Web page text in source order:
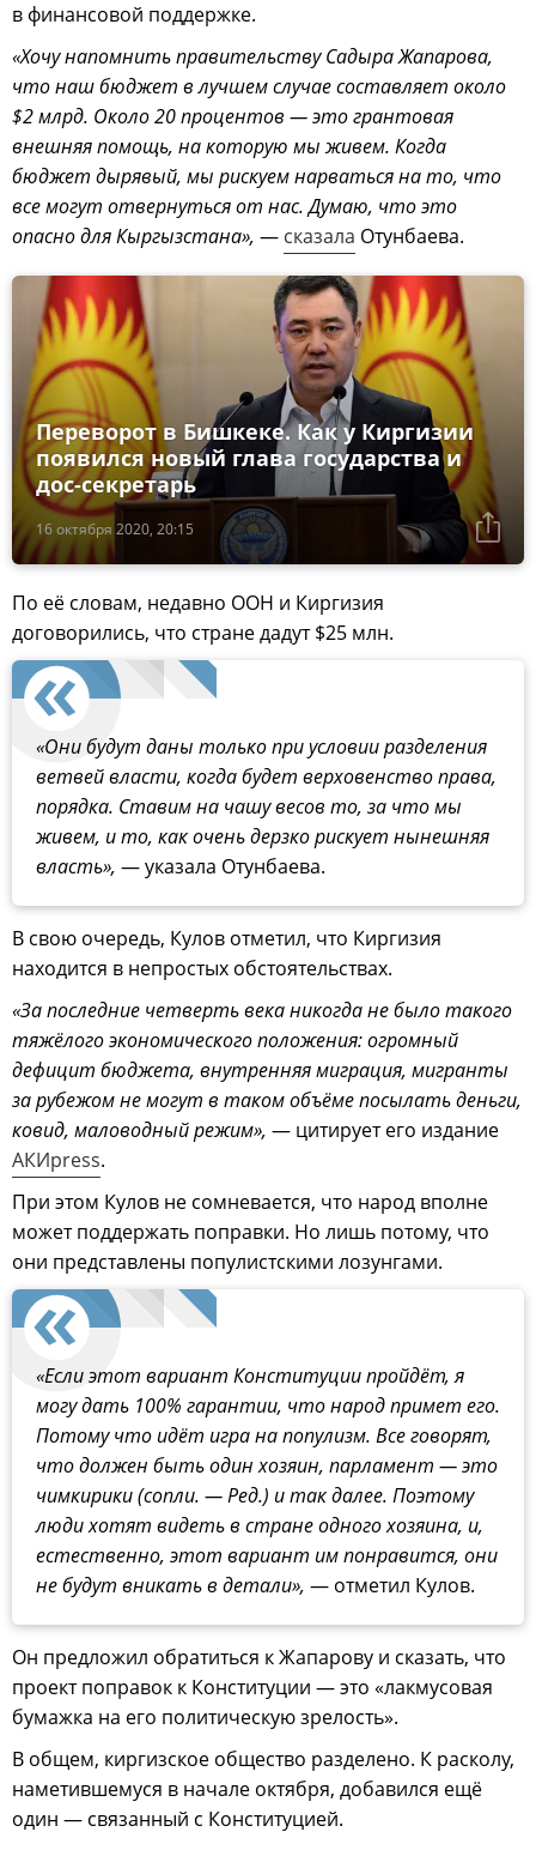
в финансовой поддержке.
«Хочу напомнить правительству Садыра Жапарова,
что наш бюджет в лучшем случае составляет около
$2 млрд. Около 20 процентов — это грантовая
внешняя помощь, на которую мы живем. Когда
бюджет дырявый, мы рискуем нарваться на то, что
все могут отвернуться от нас. Думаю, что это
опасно для Кыргызстана», — сказала Отунбаева.
16 октября 2020, 20:15
Переворот в Бишкеке. Как у Киргизии
появился новый глава государства и
дос-секретарь
По её словам, недавно ООН и Киргизия
договорились, что стране дадут $25 млн.
«Они будут даны только при условии разделения
ветвей власти, когда будет верховенство права,
порядка. Ставим на чашу весов то, за что мы
живем, и то, как очень дерзко рискует нынешняя
власть», — указала Отунбаева.
В свою очередь, Кулов отметил, что Киргизия
находится в непростых обстоятельствах.
«За последние четверть века никогда не было такого
тяжёлого экономического положения: огромный
дефицит бюджета, внутренняя миграция, мигранты
за рубежом не могут в таком объёме посылать деньги,
ковид, маловодный режим», — цитирует его издание
АКИpress.
При этом Кулов не сомневается, что народ вполне
может поддержать поправки. Но лишь потому, что
они представлены популистскими лозунгами.
«Если этот вариант Конституции пройдёт, я
могу дать 100% гарантии, что народ примет его.
Потому что идёт игра на популизм. Все говорят,
что должен быть один хозяин, парламент — это
чимкирики (сопли. — Ред.) и так далее. Поэтому
люди хотят видеть в стране одного хозяина, и,
естественно, этот вариант им понравится, они
не будут вникать в детали», — отметил Кулов.
Он предложил обратиться к Жапарову и сказать, что
проект поправок к Конституции — это «лакмусовая
бумажка на его политическую зрелость».
В общем, киргизское общество разделено. К расколу,
наметившемуся в начале октября, добавился ещё
один — связанный с Конституцией.